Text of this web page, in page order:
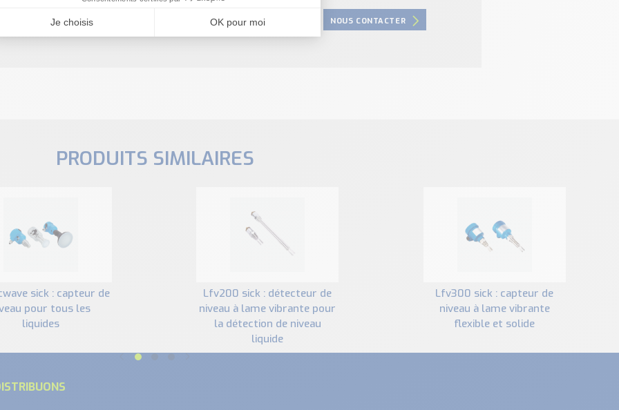
Besoin d'aide pour choisir votre produit ?
sommes à votre disposition pour définir votre projet NOUS CONTACTER
PRODUITS SIMILAIRES
pour tous les
liquides
lfv200 sick : détecteur de
niveau à lame vibrante pour
la détection de niveau
liquide
lfv300 sick : capteur de
niveau à lame vibrante
flexible et solide